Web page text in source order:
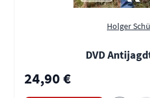
Holger
DVD
24,90 €